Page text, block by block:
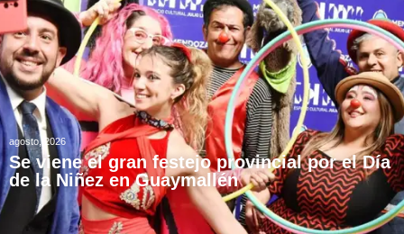
agosto, 2026
Se viene el gran festejo provincial por el Día
de la Niñez en Guaymallén